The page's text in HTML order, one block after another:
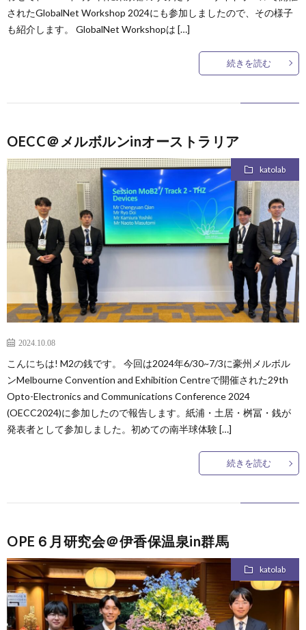
されたGlobalNet Workshop 2024にも参加しましたので、その様子
も紹介します。 GlobalNet Workshopは […]
続きを読む
OECC＠メルボルンinオーストラリア
katolab
2024.10.08
こんにちは! M2の銭です。 今回は2024年6/30~7/3に豪州メルボル
ンMelbourne Convention and Exhibition Centreで開催された29th
Opto-Electronics and Communications Conference 2024
(OECC2024)に参加したので報告します。紙浦・土居・桝冨・銭が
発表者として参加しました。初めての南半球体験 […]
続きを読む
OPE６月研究会＠伊香保温泉in群馬
katolab